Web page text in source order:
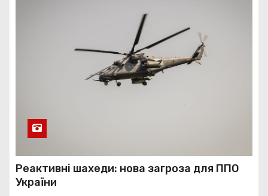
Реактивні шахеди: нова загроза для ППО
України